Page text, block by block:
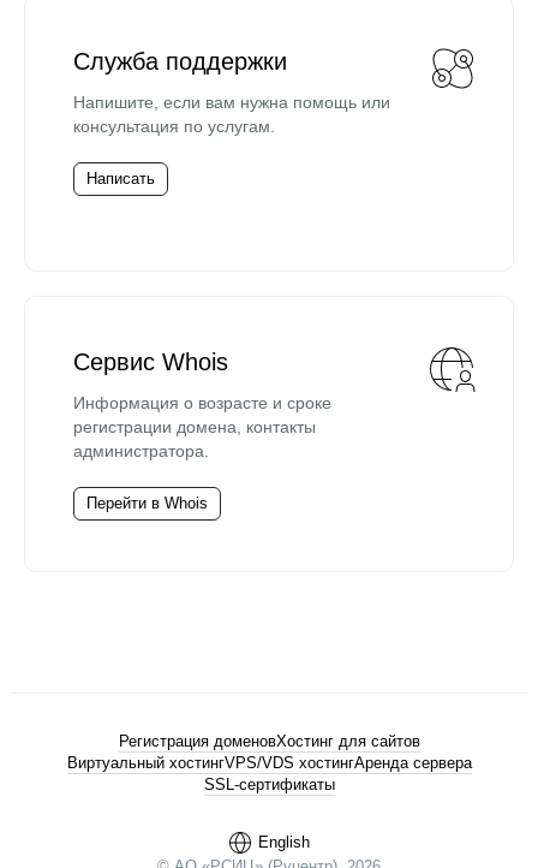
Служба поддержки
Напишите, если вам нужна помощь или
консультация по услугам.
Написать
Сервис Whois
Информация о возрасте и сроке
регистрации домена, контакты
администратора.
Перейти в Whois
English
Регистрация доменовХостинг для сайтов
Виртуальный хостингVPS/VDS хостингАренда сервера
SSL-сертификаты